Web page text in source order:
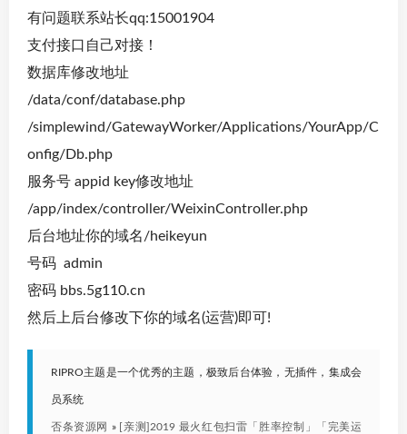
有问题联系站长qq:15001904
支付接口自己对接！
数据库修改地址
/data/conf/database.php
/simplewind/GatewayWorker/Applications/YourApp/C
onfig/Db.php
服务号 appid key修改地址
/app/index/controller/WeixinController.php
后台地址你的域名/heikeyun
号码 admin
密码 bbs.5g110.cn
然后上后台修改下你的域名(运营)即可!
RIPRO主题是一个优秀的主题，极致后台体验，无插件，集成会
员系统
否条资源网 » [亲测]2019 最火红包扫雷「胜率控制」「完美运